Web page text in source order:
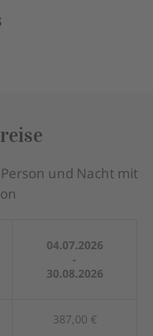
und Nacht mit
04.07.2026
-
30.08.2026
387,00 €